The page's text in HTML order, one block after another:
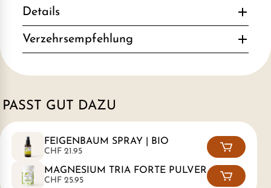
Details
Verzehrsempfehlung
PASST GUT DAZU
FEIGENBAUM SPRAY | BIO
CHF 21.95
MAGNESIUM TRIA FORTE PULVER
CHF 25.95